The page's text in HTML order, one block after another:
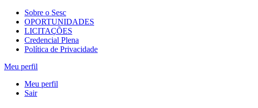
Sobre o Sesc
OPORTUNIDADES
LICITAÇÕES
Credencial Plena
Política de Privacidade
Meu perfil
Meu perfil
Sair